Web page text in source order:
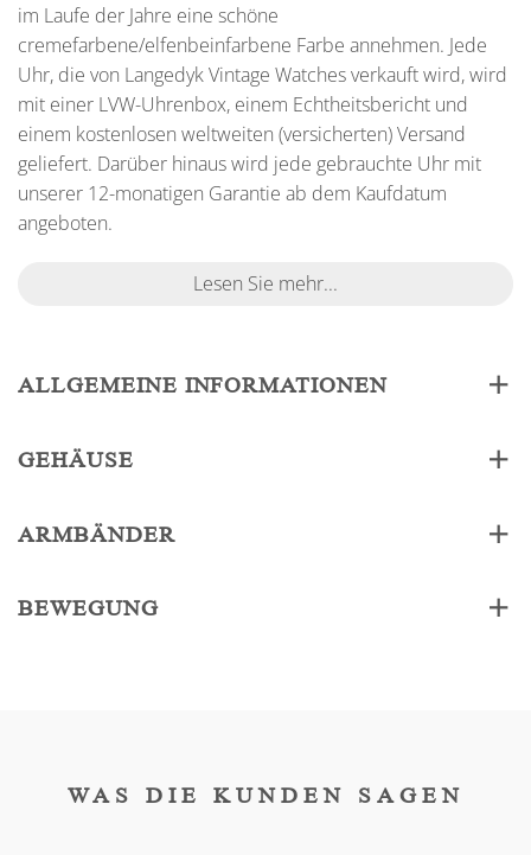
im Laufe der Jahre eine schöne
cremefarbene/elfenbeinfarbene Farbe annehmen. Jede
Uhr, die von Langedyk Vintage Watches verkauft wird, wird
mit einer LVW-Uhrenbox, einem Echtheitsbericht und
einem kostenlosen weltweiten (versicherten) Versand
geliefert. Darüber hinaus wird jede gebrauchte Uhr mit
unserer 12-monatigen Garantie ab dem Kaufdatum
angeboten.
Lesen Sie mehr...
ALLGEMEINE INFORMATIONEN
GEHÄUSE
ARMBÄNDER
BEWEGUNG
WAS DIE KUNDEN SAGEN